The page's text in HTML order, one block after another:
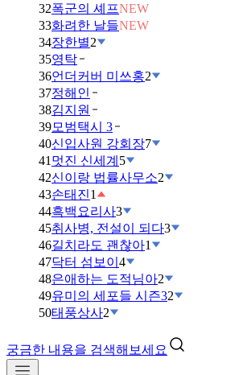
32폭군의 셰프NEW
33화려한 날들NEW
34장한별2
35영탁
36언더커버 미쓰홍2
37정해인
38김지원
39모범택시 3
40신입사원 강회장7
41 멋진 신세계 5
42신이랑 법률사무소2
43손태진1
44흑백요리사3
45취사병, 전설이 되다3
46길치라도 괜찮아1
47닥터 섬보이 4
48은애하는 도적님아2
49유미의 세포들 시즌32
50태풍상사2
궁금한 내용을 검색해보세요